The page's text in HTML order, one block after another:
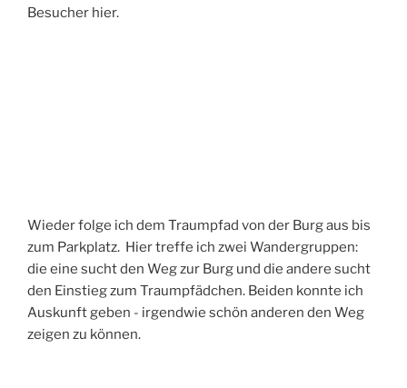
Besucher hier.
Wieder folge ich dem Traumpfad von der Burg aus bis
zum Parkplatz. Hier treffe ich zwei Wandergruppen:
die eine sucht den Weg zur Burg und die andere sucht
den Einstieg zum Traumpfädchen. Beiden konnte ich
Auskunft geben - irgendwie schön anderen den Weg
zeigen zu können.